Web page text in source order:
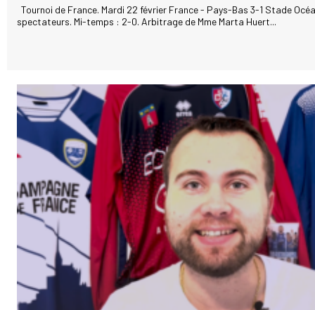
Tournoi de France. Mardi 22 février France - Pays-Bas 3-1 Stade
spectateurs. Mi-temps : 2-0. Arbitrage de Mme Marta Huert...